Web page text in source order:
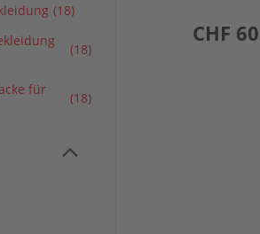
preis
CHF
(18)
(18)
für
(18)